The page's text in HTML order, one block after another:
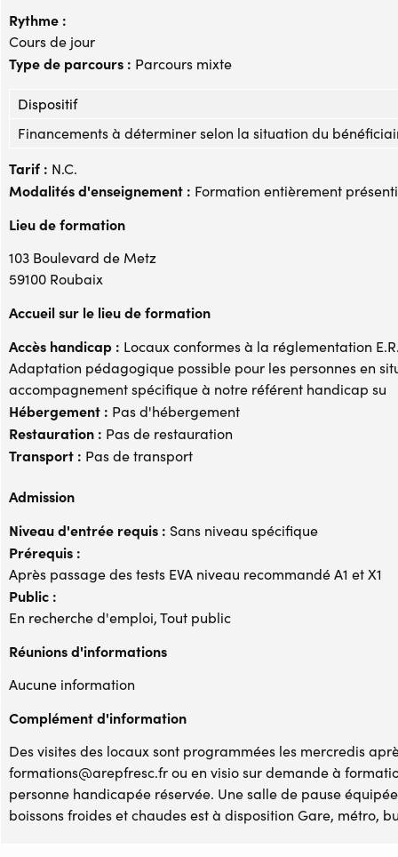
Rythme :
Cours de jour
Type de parcours : Parcours mixte
Dispositif
Financements à déterminer selon la situation du
Tarif : N.C.
Modalités d'enseignement : Formation entièrement
Lieu de formation
103 Boulevard de Metz
59100 Roubaix
Accueil sur le lieu de formation
Accès handicap : Locaux conformes à la réglementation
Adaptation pédagogique possible pour les personnes en
accompagnement spécifique à notre référent handicap su
Hébergement : Pas d'hébergement
Restauration : Pas de restauration
Transport : Pas de transport
Admission
Niveau d'entrée requis : Sans niveau spécifique
Prérequis :
Après passage des tests EVA niveau recommandé A1 et X1
Public :
En recherche d'emploi, Tout public
Réunions d'informations
Aucune information
Complément d'information
Des visites des locaux sont programmées les mercredis
formations@arepfresc.fr ou en visio sur demande à
personne handicapée réservée. Une salle de pause
boissons froides et chaudes est à disposition Gare, métro,